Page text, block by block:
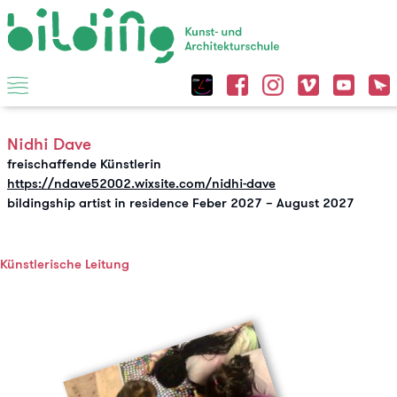
Nidhi Dave
freischaffende Künstlerin
https://ndave52002.wixsite.com/nidhi-dave
bildingship artist in residence Feber 2027 – August 2027
Künstlerische Leitung